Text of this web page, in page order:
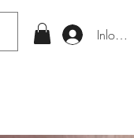
Inloggen